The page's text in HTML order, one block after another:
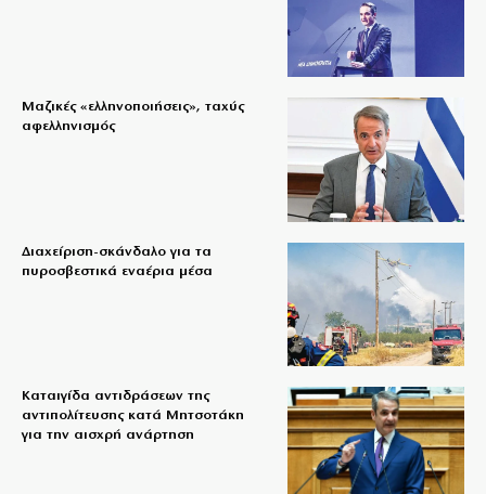
Μαζικές «ελληνοποιήσεις», ταχύς
αφελληνισμός
Διαχείριση-σκάνδαλο για τα
πυροσβεστικά εναέρια μέσα
Καταιγίδα αντιδράσεων της
αντιπολίτευσης κατά Μητσοτάκη
για την αισχρή ανάρτηση